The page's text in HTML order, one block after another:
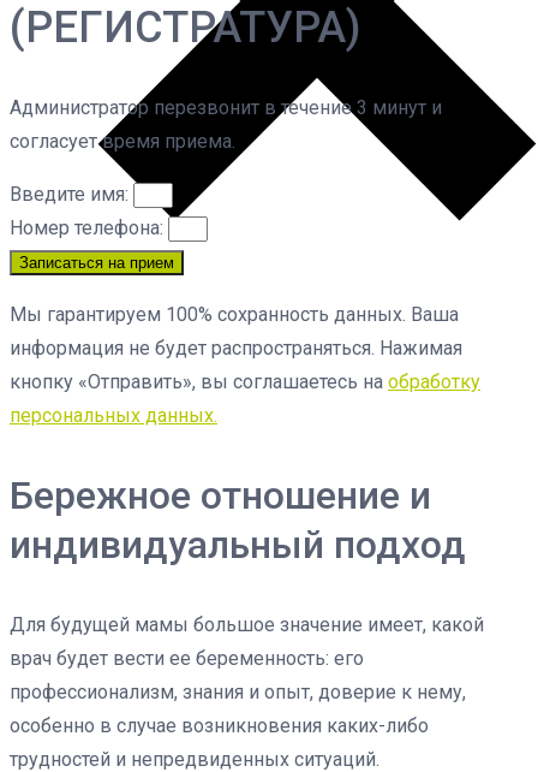
(РЕГИСТРАТУРА)
Администратор перезвонит в течение 3 минут и
согласует время приема.
Введите имя:
Номер телефона:
Записаться на прием
Мы гарантируем 100% сохранность данных. Ваша
информация не будет распространяться. Нажимая
кнопку «Отправить», вы соглашаетесь на обработку
персональных данных.
Бережное отношение и
индивидуальный подход
Для будущей мамы большое значение имеет, какой
врач будет вести ее беременность: его
профессионализм, знания и опыт, доверие к нему,
особенно в случае возникновения каких-либо
трудностей и непредвиденных ситуаций.